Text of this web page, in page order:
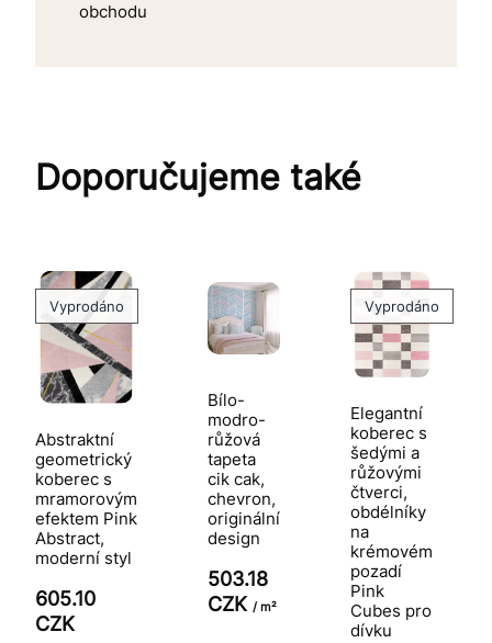
obchodu
Doporučujeme také
Vyprodáno
Abstraktní
geometrický
koberec s
mramorovým
efektem Pink
Abstract,
moderní styl
605.10
CZK
Bílo-
modro-
růžová
tapeta
cik cak,
chevron,
originální
design
503.18
CZK / m²
Vyprodáno
Elegantní
koberec s
šedými a
růžovými
čtverci,
obdélníky
na
krémovém
pozadí
Pink
Cubes pro
dívku